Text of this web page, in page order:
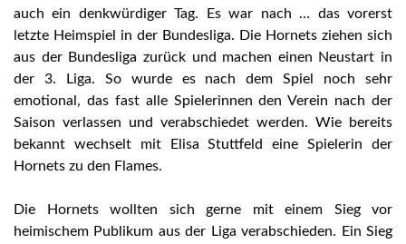
auch ein denkwürdiger Tag. Es war nach … das vorerst
letzte Heimspiel in der Bundesliga. Die Hornets ziehen sich
aus der Bundesliga zurück und machen einen Neustart in
der 3. Liga. So wurde es nach dem Spiel noch sehr
emotional, das fast alle Spielerinnen den Verein nach der
Saison verlassen und verabschiedet werden. Wie bereits
bekannt wechselt mit Elisa Stuttfeld eine Spielerin der
Hornets zu den Flames.
Die Hornets wollten sich gerne mit einem Sieg vor
heimischem Publikum aus der Liga verabschieden. Ein Sieg